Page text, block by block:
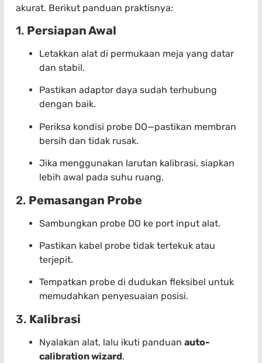
akurat. Berikut panduan praktisnya:
1. Persiapan Awal
Letakkan alat di permukaan meja yang datar
dan stabil.
Pastikan adaptor daya sudah terhubung
dengan baik.
Periksa kondisi probe DO—pastikan membran
bersih dan tidak rusak.
Jika menggunakan larutan kalibrasi, siapkan
lebih awal pada suhu ruang.
2. Pemasangan Probe
Sambungkan probe DO ke port input alat.
Pastikan kabel probe tidak tertekuk atau
terjepit.
Tempatkan probe di dudukan fleksibel untuk
memudahkan penyesuaian posisi.
3. Kalibrasi
Nyalakan alat, lalu ikuti panduan auto-
calibration wizard.